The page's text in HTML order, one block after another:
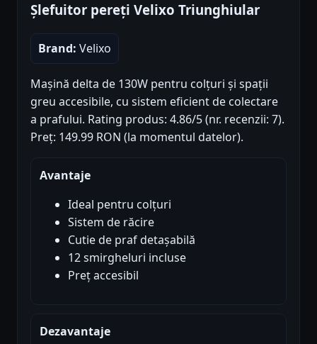
Șlefuitor pereți Velixo Triunghiular
Brand: Velixo
Mașină delta de 130W pentru colțuri și spații
greu accesibile, cu sistem eficient de colectare
a prafului. Rating produs: 4.86/5 (nr. recenzii: 7).
Preț: 149.99 RON (la momentul datelor).
Avantaje
Ideal pentru colțuri
Sistem de răcire
Cutie de praf detașabilă
12 smirgheluri incluse
Preț accesibil
Dezavantaje